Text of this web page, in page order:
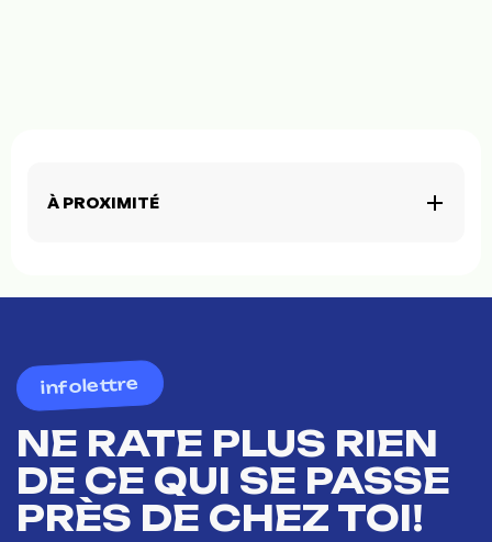
À PROXIMITÉ
infolettre
NE RATE PLUS RIEN
DE CE QUI SE PASSE
PRÈS DE CHEZ TOI!